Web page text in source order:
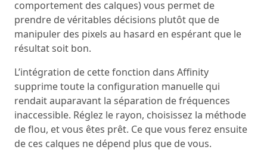
comportement des calques) vous permet de
prendre de véritables décisions plutôt que de
manipuler des pixels au hasard en espérant que le
résultat soit bon.
L’intégration de cette fonction dans Affinity
supprime toute la configuration manuelle qui
rendait auparavant la séparation de fréquences
inaccessible. Réglez le rayon, choisissez la méthode
de flou, et vous êtes prêt. Ce que vous ferez ensuite
de ces calques ne dépend plus que de vous.